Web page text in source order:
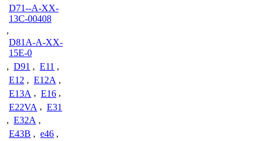
D71--A-XX-
13C-00408
,
D81A-A-XX-
15E-0
, D91 , E11 ,
E12 , E12A ,
E13A , E16 ,
E22VA , E31
, E32A ,
E43B , e46 ,